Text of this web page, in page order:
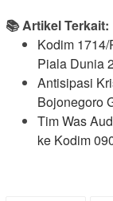
📚 Artikel Terkait:
Kodim
Piala Dunia
Antisipasi
Bojonegoro
Tim Was
ke Kodim